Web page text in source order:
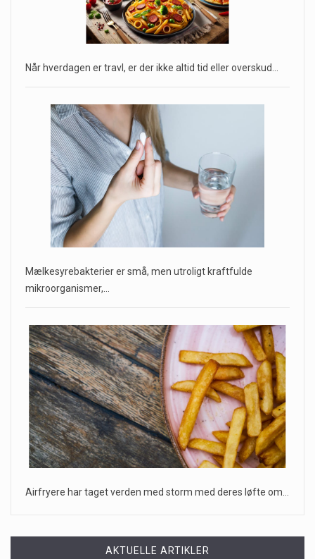
Når hverdagen er travl, er der ikke altid tid eller overskud…
Mælkesyrebakterier er små, men utroligt kraftfulde
mikroorganismer,…
Airfryere har taget verden med storm med deres løfte om…
AKTUELLE ARTIKLER